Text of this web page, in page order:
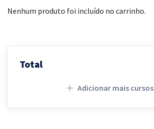
Nenhum produto foi incluído no carrinho.
Total
Adicionar mais cursos